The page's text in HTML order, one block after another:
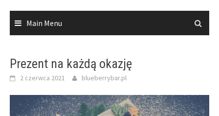
Main Menu
Prezent na każdą okazję
2 czerwca 2021 blueberrybar.pl